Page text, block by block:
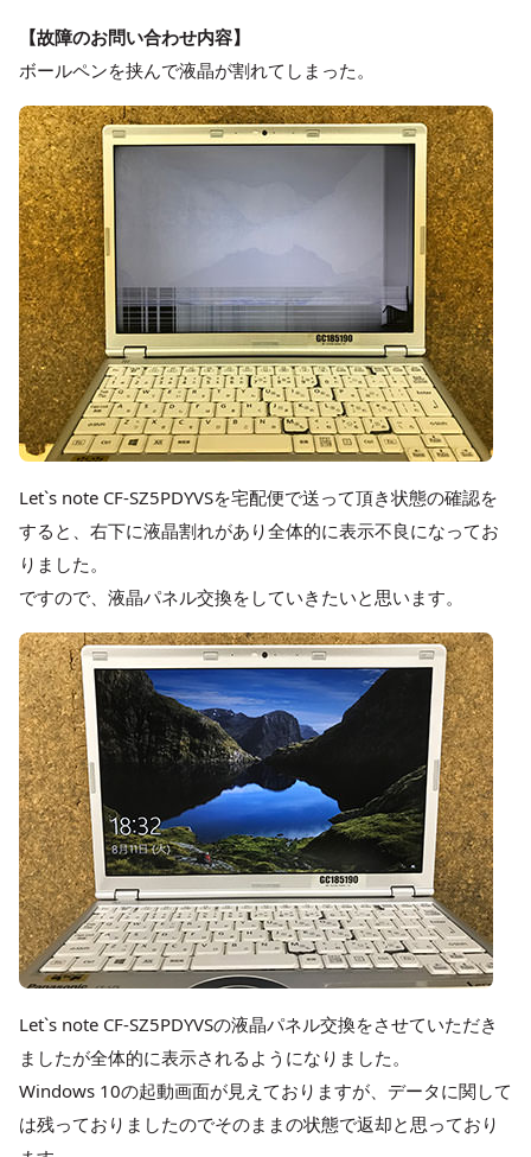
【故障のお問い合わせ内容】
ボールペンを挟んで液晶が割れてしまった。
Let`s note CF-SZ5PDYVSを宅配便で送って頂き状態の確認を
すると、右下に液晶割れがあり全体的に表示不良になってお
りました。
ですので、液晶パネル交換をしていきたいと思います。
Let`s note CF-SZ5PDYVSの液晶パネル交換をさせていただき
ましたが全体的に表示されるようになりました。
Windows 10の起動画面が見えておりますが、データに関して
は残っておりましたのでそのままの状態で返却と思っており